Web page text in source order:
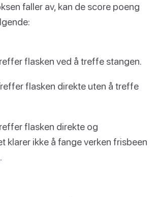
faller av, kan de score poeng
flasken ved å treffe stangen.
flasken direkte uten å treffe
flasken direkte og
klarer ikke å fange verken frisbeen